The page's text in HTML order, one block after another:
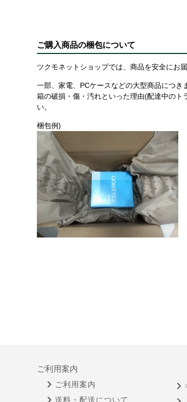
ご購入商品の梱包について
ツクモネットショップでは、商品を安全にお
一部、家電、PCケースなどの大型商品につ
箱の破損・傷・汚れといった理由(配達中の
い。
梱包例)
ご利用案内
ご利用案内
送料・配送について